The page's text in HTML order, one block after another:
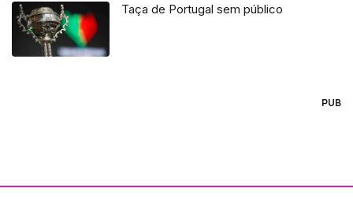
Taça de Portugal sem público
PUB